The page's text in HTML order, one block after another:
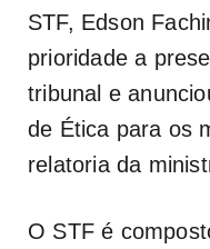
STF, Edson
prioridade a
tribunal e
de Ética para os
relatoria da
O STF é